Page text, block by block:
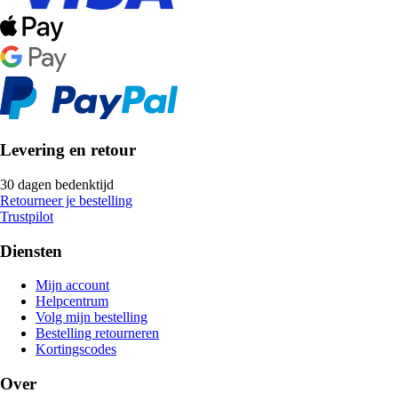
Levering en retour
30 dagen bedenktijd
Retourneer je bestelling
Trustpilot
Diensten
Mijn account
Helpcentrum
Volg mijn bestelling
Bestelling retourneren
Kortingscodes
Over